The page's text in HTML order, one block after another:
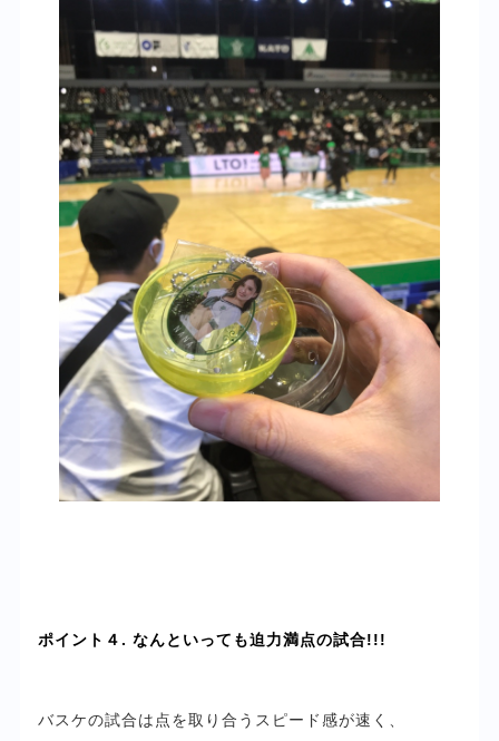
ポイント４. なんといっても迫力満点の試合!!!
バスケの試合は点を取り合うスピード感が速く、